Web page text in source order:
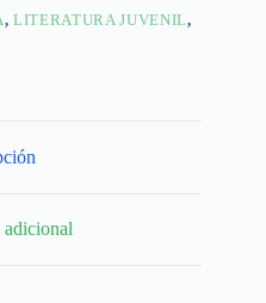
,LITERATURA JUVENIL,